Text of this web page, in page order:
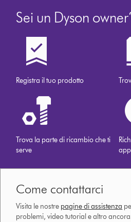
Sei un Dyson
Registra il tuo prodotto
Trova la parte di ricambio che ti
serve
Come contattarci
Visita le nostre pagine di assistenza
problemi, video tutorial e altro